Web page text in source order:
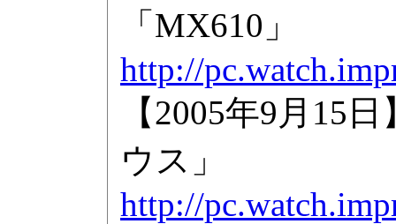
「MX610」
http://
【2005年9月15
ウス」
http://